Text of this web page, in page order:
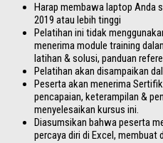
Harap membawa laptop Anda
2019 atau lebih tinggi
Pelatihan ini tidak
menerima module training
latihan & solusi, panduan
Pelatihan akan disampaikan
Peserta akan menerima
pencapaian, keterampilan &
menyelesaikan kursus ini.
Diasumsikan bahwa peserta
percaya diri di Excel, membuat